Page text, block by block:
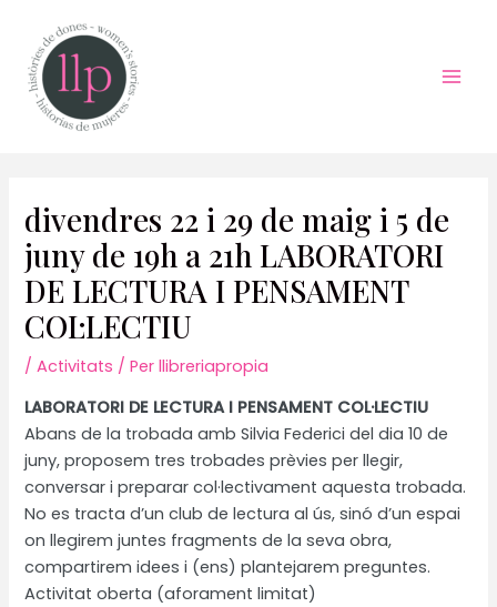
contingut
divendres 22 i 29 de maig i 5 de
juny de 19h a 21h LABORATORI
DE LECTURA I PENSAMENT
COL·LECTIU
/Activitats / Per llibreriapropia
LABORATORI DE LECTURA I PENSAMENT COL·LECTIU
Abans de la trobada amb Silvia Federici del dia 10 de
juny, proposem tres trobades prèvies per llegir,
conversar i preparar col·lectivament aquesta trobada.
No es tracta d’un club de lectura al ús, sinó d’un espai
on llegirem juntes fragments de la seva obra,
compartirem idees i (ens) plantejarem preguntes.
Activitat oberta (aforament limitat)